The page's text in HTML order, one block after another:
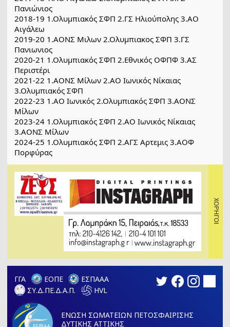
Πανιώνιος
2018-19 1.Ολυμπιακός ΣΦΠ 2.ΓΣ Ηλιούπολης 3.ΑΟ
Αιγάλεω
2019-20 1.ΑΟΝΣ Μιλων 2.Ολυμπιακος ΣΦΠ 3.ΓΣ
Πανιωνιος
2020-21 1.Ολυμπιακός ΣΦΠ 2.Εθνικός ΟΦΠΦ 3.ΑΣ
Περιστέρι
2021-22 1.ΑΟΝΣ Μίλων 2.ΑΟ Ιωνικός Νίκαιας
3.Ολυμπιακός ΣΦΠ
2022-23 1.ΑΟ Ιωνικός 2.Ολυμπιακός ΣΦΠ 3.ΑΟΝΣ
Μίλων
2023-24 1.Ολυμπιακός ΣΦΠ 2.ΑΟ Ιωνικός Νίκαιας
3.ΑΟΝΣ Μίλων
2024-25 1.Ολυμπιακός ΣΦΠ 2.ΑΓΣ Αρτεμις 3.ΑΟΦ
Πορφύρας
ΕΝΩΣΗ ΣΩΜΑΤΕΙΩΝ ΠΕΤΟΣΦΑΙΡΙΣΗΣ
ΔΥΤΙΚΗΣ ΑΤΤΙΚΗΣ
ΓΓΑ ΕΟΠΕ
ΕΣΠΑΑΑ
ΣΥ.Δ.ΠΕ.Δ.Α.Π.
HVL